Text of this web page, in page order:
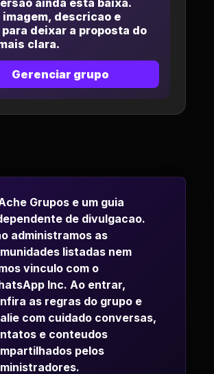
ainda esta baixa.
imagem, descricao e
deixar a proposta do
clara.
Gerenciar grupo
Grupos e um guia
de divulgacao.
administramos as
listadas nem
vinculo com o
Inc. Ao entrar,
as regras do grupo e
com cuidado conversas,
e conteudos
pelos